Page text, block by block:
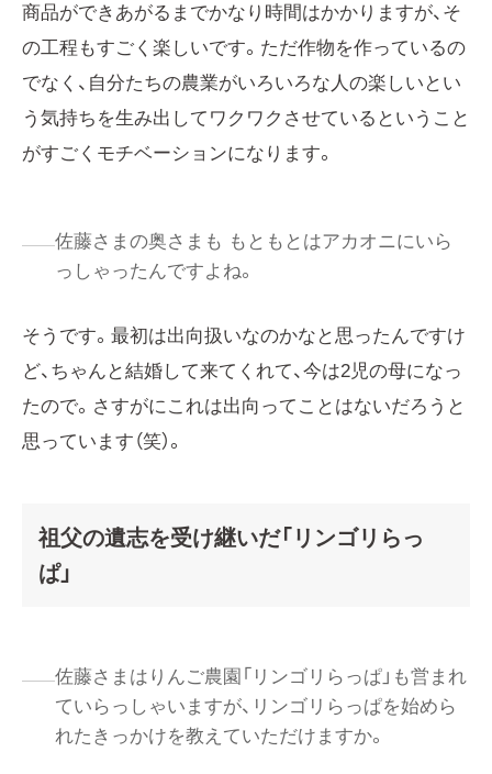
商品ができあがるまでかなり時間はかかりますが、そ
の工程もすごく楽しいです。ただ作物を作っているの
でなく、自分たちの農業がいろいろな人の楽しいとい
う気持ちを生み出してワクワクさせているということ
がすごくモチベーションになります。
佐藤さまの奥さまも もともとはアカオニにいら
っしゃったんですよね。
そうです。最初は出向扱いなのかなと思ったんですけ
ど、ちゃんと結婚して来てくれて、今は2児の母になっ
たので。さすがにこれは出向ってことはないだろうと
思っています（笑）。
祖父の遺志を受け継いだ「リンゴリらっ
ぱ」
佐藤さまはりんご農園「リンゴリらっぱ」も営まれ
ていらっしゃいますが、リンゴリらっぱを始めら
れたきっかけを教えていただけますか。